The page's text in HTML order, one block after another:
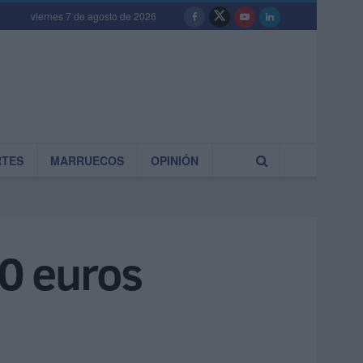
viernes 7 de agosto de 2026
MARRUECOS OPINIÓN
euros